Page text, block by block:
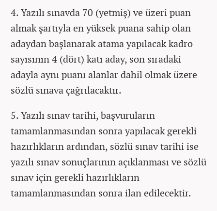
4. Yazılı sınavda 70 (yetmiş) ve üzeri puan
almak şartıyla en yüksek puana sahip olan
adaydan başlanarak atama yapılacak kadro
sayısının 4 (dört) katı aday, son sıradaki
adayla aynı puanı alanlar dahil olmak üzere
sözlü sınava çağrılacaktır.
5. Yazılı sınav tarihi, başvuruların
tamamlanmasından sonra yapılacak gerekli
hazırlıkların ardından, sözlü sınav tarihi ise
yazılı sınav sonuçlarının açıklanması ve sözlü
sınav için gerekli hazırlıkların
tamamlanmasından sonra ilan edilecektir.